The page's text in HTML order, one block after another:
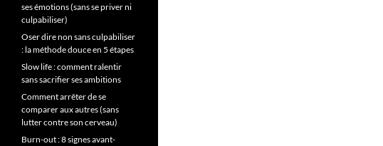
ses émotions (sans se priver ni
culpabiliser)
Oser dire non sans culpabiliser
: la méthode douce en 5 étapes
Slow life : comment ralentir
sans sacrifier ses ambitions
Comment arrêter de se
comparer aux autres (sans
lutter contre son cerveau)
Burn-out : 8 signes avant-